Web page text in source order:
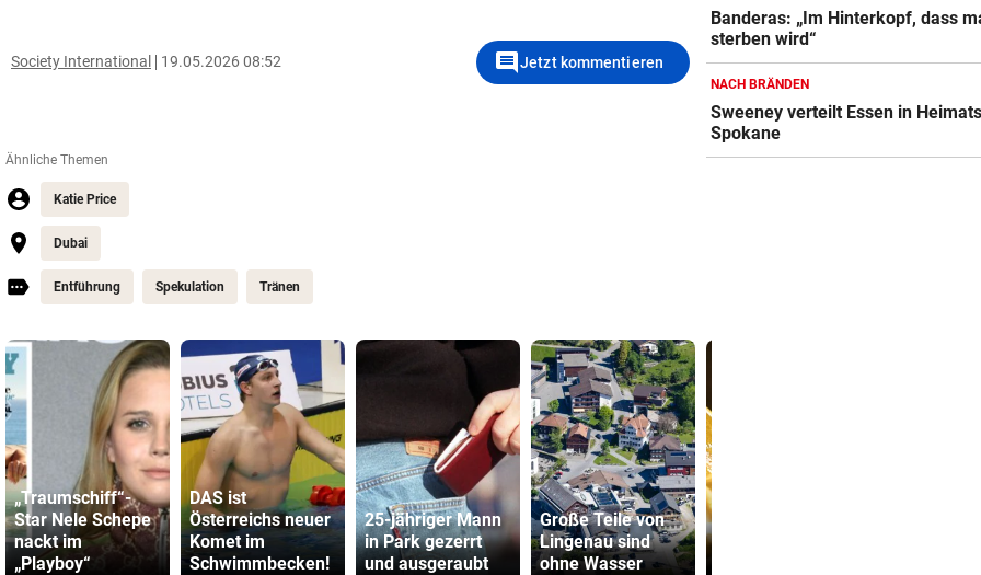
Society International 19.05.2026 08:52 commentJetzt kommentieren
Ähnliche Themen
Katie Price
Dubai
Entführung Spekulation Tränen
„Traumschiff“-
Star Nele Schepe
nackt im
„Playboy“
DAS ist
Österreichs neuer
Komet im
Schwimmbecken!
25-jähriger Mann
in Park gezerrt
und ausgeraubt
Große Teile von
Lingenau sind
ohne Wasser
Banderas: „Im Hinterkopf, dass
sterben wird“
NACH BRÄNDEN
Sweeney verteilt Essen in
Spokane